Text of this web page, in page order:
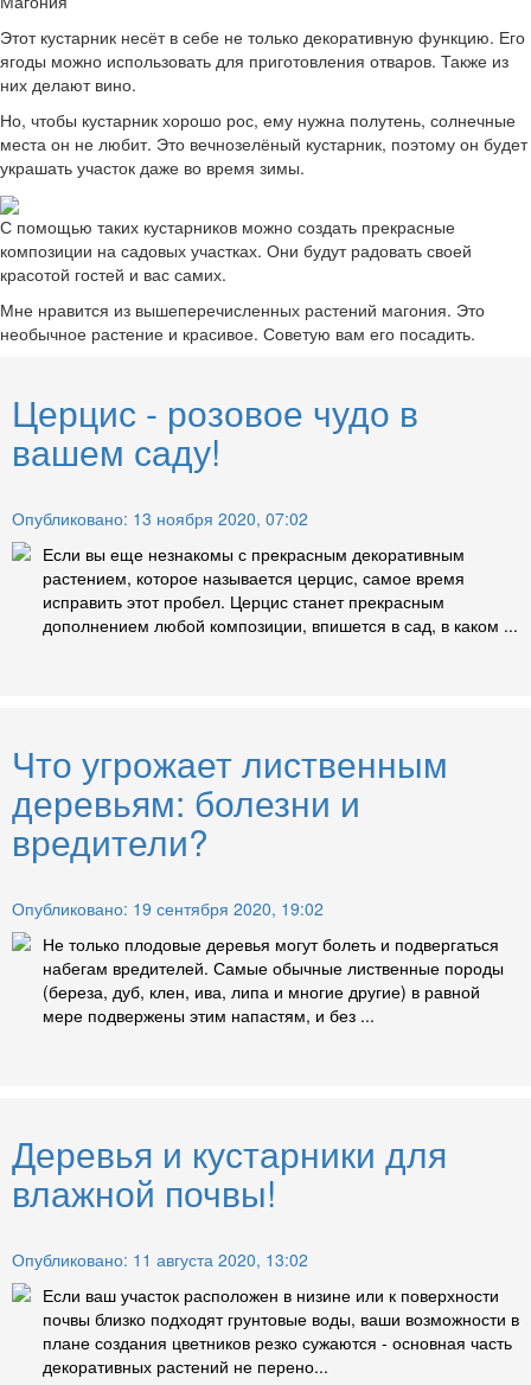
Этот кустарник несёт в себе не только декоративную функцию. Его
ягоды можно использовать для приготовления отваров. Также из
них делают вино.
Но, чтобы кустарник хорошо рос, ему нужна полутень, солнечные
места он не любит. Это вечнозелёный кустарник, поэтому он будет
украшать участок даже во время зимы.
С помощью таких кустарников можно создать прекрасные
композиции на садовых участках. Они будут радовать своей
красотой гостей и вас самих.
Мне нравится из вышеперечисленных растений магония. Это
необычное растение и красивое. Советую вам его посадить.
Церцис - розовое чудо в
вашем саду!
Опубликовано: 13 ноября 2020, 07:02
Если вы еще незнакомы с прекрасным декоративным
растением, которое называется церцис, самое время
исправить этот пробел. Церцис станет прекрасным
дополнением любой композиции, впишется в сад, в каком ...
Что угрожает лиственным
деревьям: болезни и
вредители?
Опубликовано: 19 сентября 2020, 19:02
Не только плодовые деревья могут болеть и подвергаться
набегам вредителей. Самые обычные лиственные породы
(береза, дуб, клен, ива, липа и многие другие) в равной
мере подвержены этим напастям, и без ...
Деревья и кустарники для
влажной почвы!
Опубликовано: 11 августа 2020, 13:02
Если ваш участок расположен в низине или к поверхности
почвы близко подходят грунтовые воды, ваши возможности в
плане создания цветников резко сужаются - основная часть
декоративных растений не перено...